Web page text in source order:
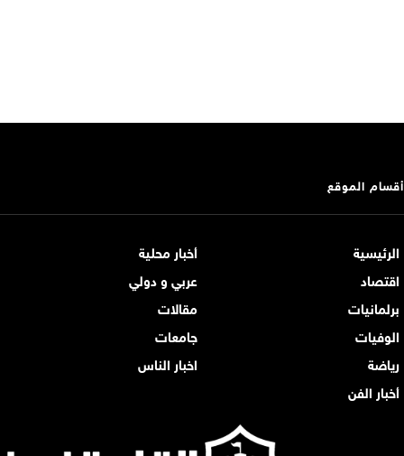
أقسام الموقع
الرئيسية
أخبار محلية
اقتصاد
عربي و دولي
برلمانيات
مقالات
الوفيات
جامعات
رياضة
اخبار الناس
أخبار الفن